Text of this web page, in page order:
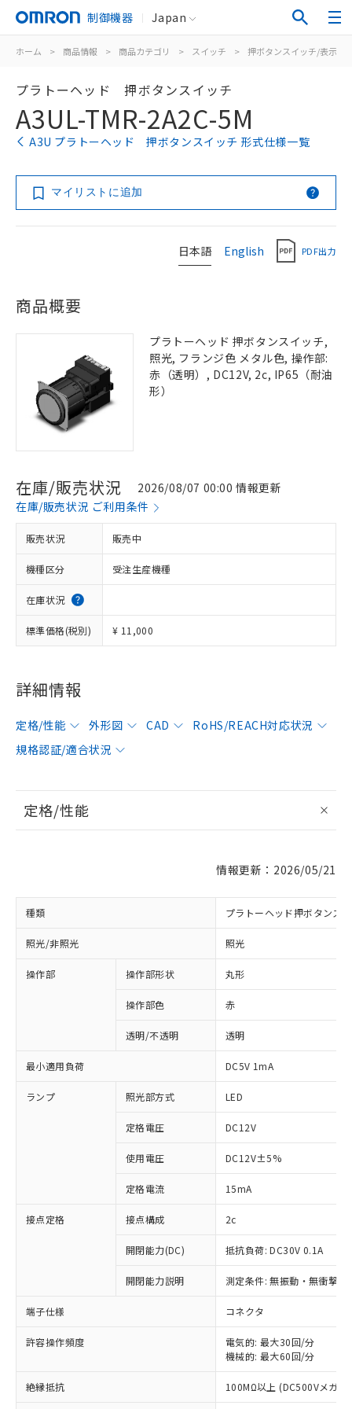
制御機器 Japan
ホーム > 商品情報 > 商品カテゴリ > スイッチ > 押ボタンスイッチ/表示灯
プラトーヘッド 押ボタンスイッチ
A3UL-TMR-2A2C-5M
A3U プラトーヘッド 押ボタンスイッチ 形式仕様一覧
マイリストに追加
日本語 English PDF出力
商品概要
プラトーヘッド 押ボタンスイッチ,
照光, フランジ色 メタル色, 操作部:
赤（透明）, DC12V, 2c, IP65（耐油
形）
在庫/販売状況
2026/08/07 00:00 情報更新
在庫/販売状況 ご利用条件
販売状況 販売中
機種区分 受注生産機種
在庫状況
標準価格(税別) ¥ 11,000
詳細情報
定格/性能 外形図 CAD
RoHS/REACH対応状況
規格認証/適合状況
定格/性能
情報更新：2026/05/21
種類 プラトーヘッド押ボタンス
照光/非照光 照光
操作部 操作部形状 丸形
操作部色 赤
透明/不透明 透明
最小適用負荷 DC5V 1mA
ランプ 照光部方式 LED
定格電圧 DC12V
使用電圧 DC12V±5%
定格電流 15mA
接点定格 接点構成 2c
開閉能力(DC) 抵抗負荷: DC30V 0.1A
開閉能力説明 測定条件: 無振動・無衝撃
端子仕様 コネクタ
許容操作頻度
電気的: 最大30回/分
機械的: 最大60回/分
絶縁抵抗 100MΩ以上 (DC500Vメガ)
ご利用条件
対応済み：EU RoHS指令（10物質）の
非含有に対応した製品が提供可能な商品で
対応予定：EU RoHS指令（10物質）の非含
有に対応した製品に切り替える予定のある